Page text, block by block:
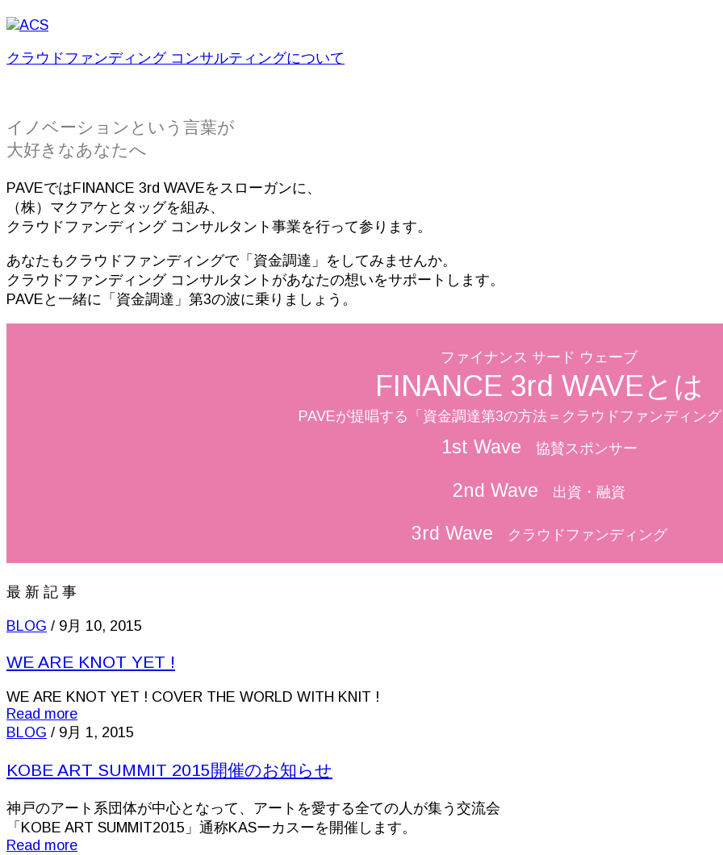
クラウドファンディング コンサルティングについて
イノベーションという言葉が
大好きなあなたへ
PAVEではFINANCE 3rd WAVEをスローガンに、
（株）マクアケとタッグを組み、
クラウドファンディング コンサルタント事業を行って参ります。
あなたもクラウドファンディングで「資金調達」をしてみませんか。
クラウドファンディング コンサルタントがあなたの想いをサポートします。
PAVEと一緒に「資金調達」第3の波に乗りましょう。
ファイナンス サード ウェーブ
FINANCE 3rd WAVEとは
PAVEが提唱する「資金調達第3の方法＝クラウドファンディング
1st Wave 協賛スポンサー
2nd Wave 出資・融資
3rd Wave クラウドファンディング
最 新 記 事
BLOG / 9月 10, 2015
WE ARE KNOT YET !
WE ARE KNOT YET ! COVER THE WORLD WITH KNIT !
Read more
BLOG / 9月 1, 2015
KOBE ART SUMMIT 2015開催のお知らせ
神戸のアート系団体が中心となって、アートを愛する全ての人が集う交流会
「KOBE ART SUMMIT2015」通称KASーカスーを開催します。
Read more